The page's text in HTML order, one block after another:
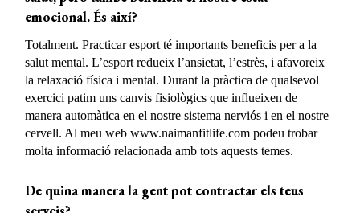
emocional. És així?
Totalment. Practicar esport té importants beneficis per a la
salut mental. L’esport redueix l’ansietat, l’estrès, i afavoreix
la relaxació física i mental. Durant la pràctica de qualsevol
exercici patim uns canvis fisiològics que influeixen de
manera automàtica en el nostre sistema nerviós i en el nostre
cervell. Al meu web www.naimanfitlife.com podeu trobar
molta informació relacionada amb tots aquests temes.
De quina manera la gent pot contractar els teus